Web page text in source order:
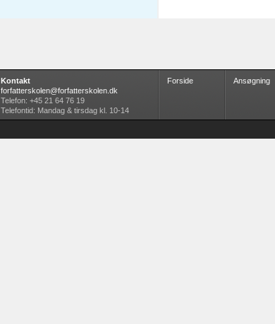
Kontakt
forfatterskolen@forfatterskolen.dk
Telefon: +45 21 64 76 19
Telefontid: Mandag & tirsdag kl. 10-14
Forside Ansøgning